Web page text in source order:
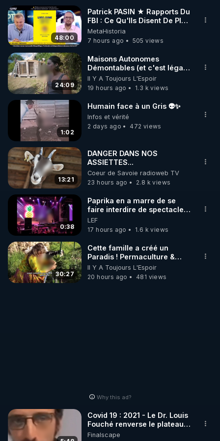
________________
https://www.facebook.com/thierry.rgnr/
▶ Instagram RGNR :
https://www.instagram.com/stories/thierrycasasnov
asrgnre/
▶ Site RGNR : https://www.regenere.org
http://www.rencontres-regeneration.com/
https://www.instagram.com/rdlr_thierrycasasnovas/
48:00
Patrick PASIN ★ Rapports Du
FBI : Ce Qu'Ils Disent De Plus
Grave Sur Hitler
MetaHistoria
7 hours ago
505 views
24:09
Maisons Autonomes
Démontables (et c'est légal).
Visite éco village en
Bretagne
Il Y A Toujours L'Espoir
19 hours ago
1.3 k views
1:02
Humain face à un Gris 👽✨
Infos et vérité
2 days ago
472 views
13:21
DANGER DANS NOS
ASSIETTES...
Coeur de Savoie radioweb TV
23 hours ago
2.8 k views
0:38
Paprika en a marre de se
faire interdire de spectacle.
Elle décide donc de devenir
DJ !
LEF
17 hours ago
1.6 k views
30:27
Cette famille a créé un
Paradis ! Permaculture &
Autonomie
Il Y A Toujours L'Espoir
20 hours ago
481 views
Why this ad?
Covid 19 : 2021 - Le Dr. Louis
Fouché renverse le plateau
de CNews !
Finalscape